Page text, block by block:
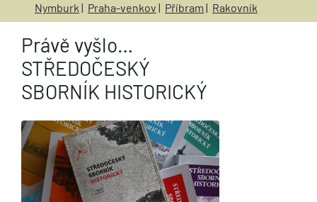
Nymburk | Praha-venkov | Příbram | Rakovník
Právě vyšlo…
STŘEDOČESKÝ
SBORNÍK HISTORICKÝ